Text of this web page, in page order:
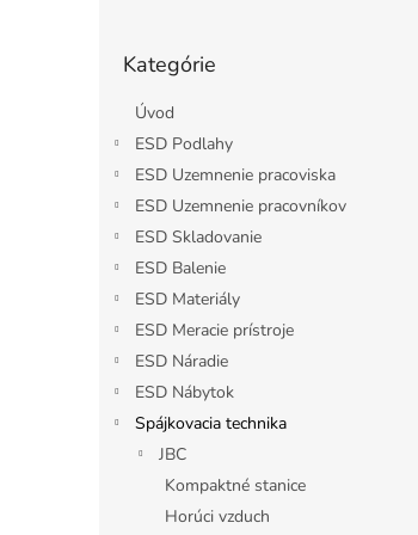
kategórie
Kategórie
Úvod
ESD Podlahy
ESD Uzemnenie pracoviska
ESD Uzemnenie pracovníkov
ESD Skladovanie
ESD Balenie
ESD Materiály
ESD Meracie prístroje
ESD Náradie
ESD Nábytok
Spájkovacia technika
JBC
Kompaktné stanice
Horúci vzduch